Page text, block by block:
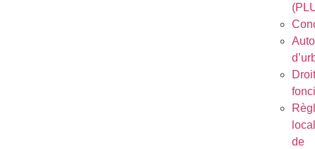
Droit
local
de